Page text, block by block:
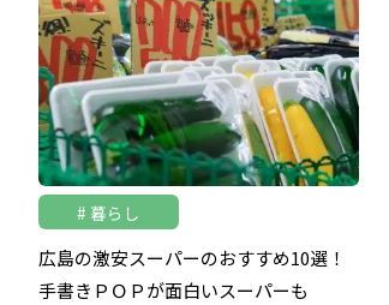
暮らし
広島の激安スーパーのおすすめ10選！
手書きＰＯＰが面白いスーパーも